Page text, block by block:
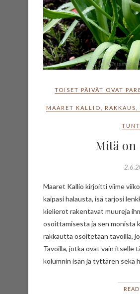
TOISET PÄIVÄT OVAT
MAARET KALLIO RAKKAUS
Mitä on
Maaret Kallio kirjoitti viime
kaipasi halausta, isä tarjosi
kielierot rakentavat muureja
osoittamisesta ja sen monista
rakkautta osoitetaan tavoilla,
Tavoilla, jotka ovat vain itselle
kolumnin isän ja tyttären sekä